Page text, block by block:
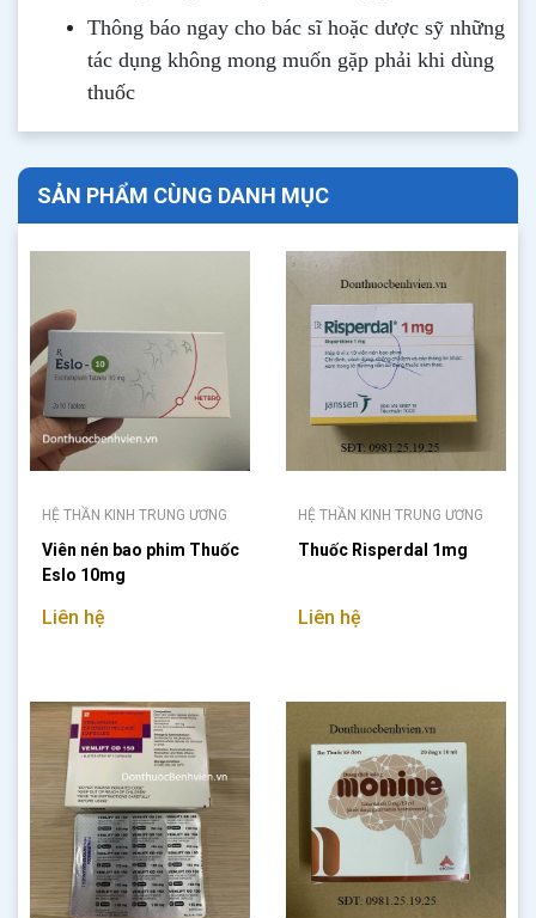
Thông báo ngay cho bác sĩ hoặc dược sỹ những
tác dụng không mong muốn gặp phải khi dùng
thuốc
SẢN PHẨM CÙNG DANH MỤC
HỆ THẦN KINH TRUNG ƯƠNG
Viên nén bao phim Thuốc
Eslo 10mg
Liên hệ
HỆ THẦN KINH TRUNG ƯƠNG
Thuốc Risperdal 1mg
Liên hệ